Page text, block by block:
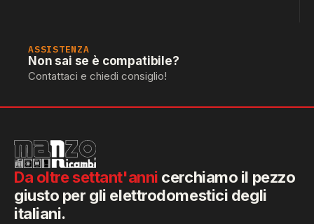
ASSISTENZA
Non sai se è compatibile?
Contattaci e chiedi consiglio!
Da oltre settant'anni cerchiamo il pezzo
giusto per gli elettrodomestici degli
italiani.